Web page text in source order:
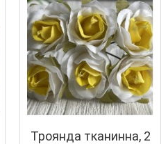
Троянда тканинна, 2